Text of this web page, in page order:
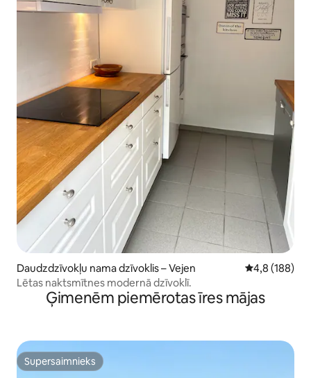
Daudzdzīvokļu nama dzīvoklis – Vejen Vidējais
4,8 (188)
Lētas naktsmītnes modernā dzīvoklī.
Ģimenēm piemērotas īres mājas
Supersaimnieks
Supersaimnieks